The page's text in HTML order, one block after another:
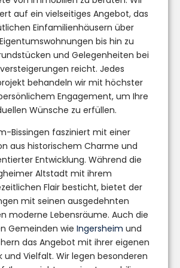
auf ein vielseitiges Angebot, das
Einfamilienhäusern über
bis hin zu
und Gelegenheiten bei
reicht. Jedes
behandeln wir mit höchster
Engagement, um Ihre
Wünsche zu erfüllen.
Bissingen fasziniert mit einer
aus historischem Charme und
Entwicklung. Während die
Altstadt mit ihrem
Flair besticht, bietet der
mit seinen ausgedehnten
moderne Lebensräume. Auch die
Gemeinden wie Ingersheim und
das Angebot mit ihrer eigenen
und Vielfalt. Wir legen besonderen